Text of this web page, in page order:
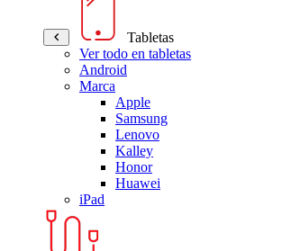
Tabletas
Ver todo en tabletas
Android
Marca
Apple
Samsung
Lenovo
Kalley
Honor
Huawei
iPad